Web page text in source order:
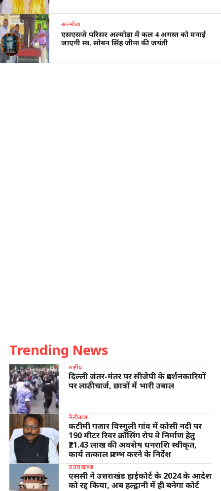
अल्मोड़ा
एसएसजे परिसर अल्मोड़ा में कल 4 अगस्त को मनाई
जाएगी स्व. सोबन सिंह जीना की जयंती
Trending News
राष्ट्रीय
दिल्ली जंतर-मंतर पर सीजेपी के प्रदर्शनकारियों
पर लाठीचार्ज, छात्रों में भारी उबाल
नैनीताल
कटीमी गजार विस्गुली गांव में कोसी नदी पर
190 मीटर रिवर क्रॉसिंग रोप वे निर्माण हेतु
₹21.43 लाख की अवशेष धनराशि स्वीकृत,
कार्य तत्काल प्रारम्भ करने के निर्देश
उत्तराखण्ड
एससी ने उत्तराखंड हाईकोर्ट के 2024 के आदेश
को रद्द किया, अब हल्द्वानी में ही बनेगा कोर्ट